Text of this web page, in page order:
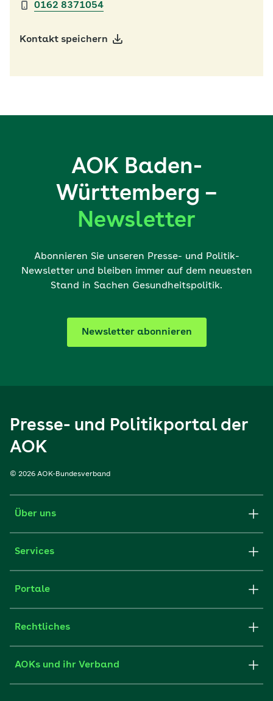
0162 8371054
Kontakt speichern
AOK Baden-
Württemberg –
Newsletter
Abonnieren Sie unseren Presse- und Politik-
Newsletter und bleiben immer auf dem neuesten
Stand in Sachen Gesundheitspolitik.
Newsletter abonnieren
Presse- und Politikportal der
AOK
© 2026 AOK-Bundesverband
Über uns
Services
Portale
Rechtliches
AOKs und ihr Verband